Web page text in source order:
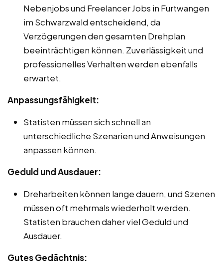
Nebenjobs und Freelancer Jobs in Furtwangen
im Schwarzwald entscheidend, da
Verzögerungen den gesamten Drehplan
beeinträchtigen können. Zuverlässigkeit und
professionelles Verhalten werden ebenfalls
erwartet.
Anpassungsfähigkeit:
Statisten müssen sich schnell an
unterschiedliche Szenarien und Anweisungen
anpassen können.
Geduld und Ausdauer:
Dreharbeiten können lange dauern, und Szenen
müssen oft mehrmals wiederholt werden.
Statisten brauchen daher viel Geduld und
Ausdauer.
Gutes Gedächtnis: